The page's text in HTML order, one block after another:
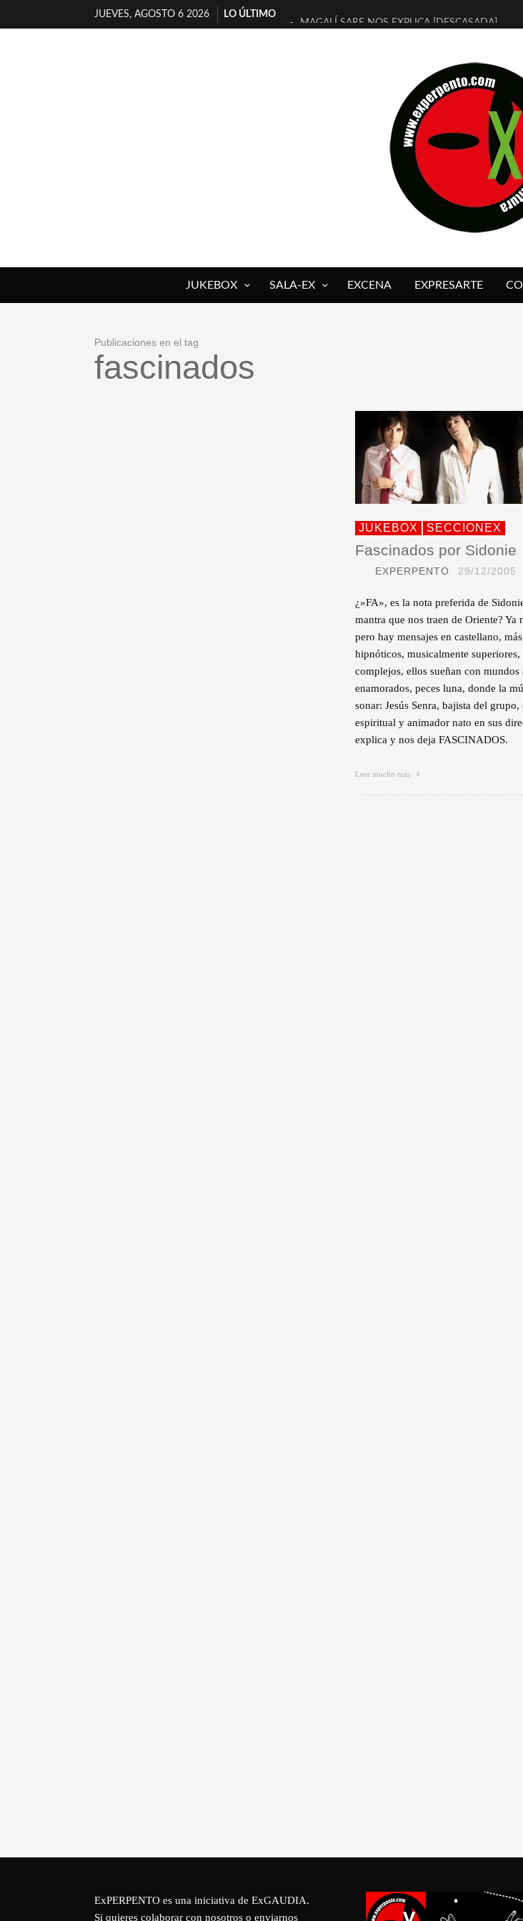
JUEVES, AGOSTO 6 2026
LO ÚLTIMO
MAGALÍ SARE NOS EXPLICA [DESCASADA]
[LA BOLA NEGRA] DE JAVIER CALVO Y JAVIER
OSLO OVNIES LLEGAN CORRIENDO A
FÉLIX CALVO NOS PRESENTA [LAS PALMERAS]
[EL SER QUERIDO] DE RODRIGO SOROGOYEN
ENTREVISTA A IVÁN HUMANES POR [EL LIBRO
ARRABAL, ARRABAL, ARRABAL, ARRABEAUX
JUKEBOX SALA-EX EXCENA EXPRESARTE
Publicaciones en el tag
fascinados
JUKEBOX SECCIONEX
Fascinados por Sidonie
EXPERPENTO 29/12/2005
¿»FA», es la nota preferida de
mantra que nos traen de Oriente? Ya
pero hay mensajes en castellano,
hipnóticos, musicalmente superiores,
complejos, ellos sueñan con mundos
enamorados, peces luna, donde la
sonar: Jesús Senra, bajista del grupo,
espiritual y animador nato en sus
explica y nos deja FASCINADOS.
Leer mucho más
ExPERPENTO es una iniciativa de ExGAUDIA.
Si quieres colaborar con nosotros o enviarnos